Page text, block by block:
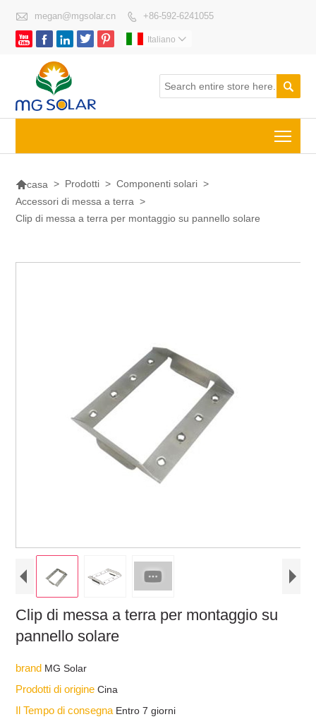
 megan@mgsolar.cn  +86-592-6241055
     Italiano 

casa > Prodotti > Componenti solari >
Accessori di messa a terra >
Clip di messa a terra per montaggio su pannello solare
Clip di messa a terra per montaggio su
pannello solare
brand MG Solar
Prodotti di origineCina
Il Tempo di consegna Entro 7 giorni